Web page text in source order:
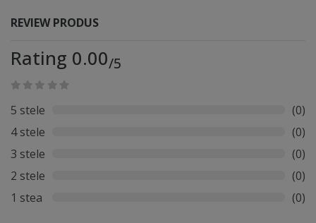
REVIEW PRODUS
Rating 0.00/5
5 stele
(0)
4 stele
(0)
3 stele
(0)
2 stele
(0)
1 stea
(0)